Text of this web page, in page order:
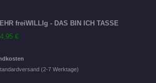
freiWILLIg - DAS BIN ICH TASSE
€
€
ist:
14,95 €.(2-7 Werktage)